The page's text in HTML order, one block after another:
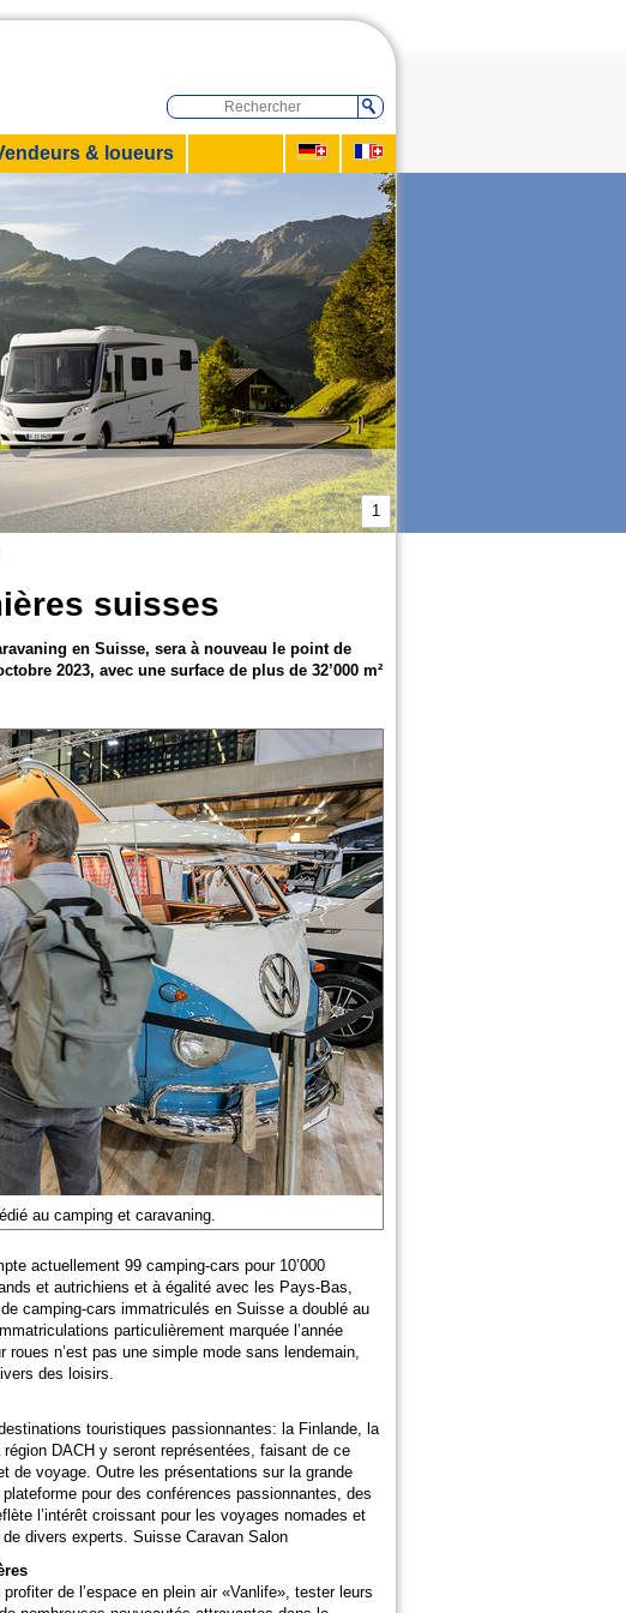
& loueurs
1
suisses
en Suisse, sera à nouveau le point de
2023, avec une surface de plus de 32’000 m²
au camping et caravaning.
actuellement 99 camping-cars pour 10’000
et autrichiens et à égalité avec les Pays-Bas,
camping-cars immatriculés en Suisse a doublé au
particulièrement marquée l’année
n’est pas une simple mode sans lendemain,
des loisirs.
touristiques passionnantes: la Finlande, la
DACH y seront représentées, faisant de ce
de voyage. Outre les présentations sur la grande
pour des conférences passionnantes, des
l’intérêt croissant pour les voyages nomades et
divers experts. Suisse Caravan Salon
de l’espace en plein air «Vanlife», tester leurs